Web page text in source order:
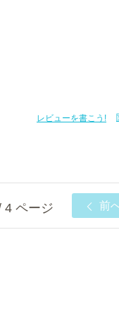
レビューを書こう!
4 ページ 前